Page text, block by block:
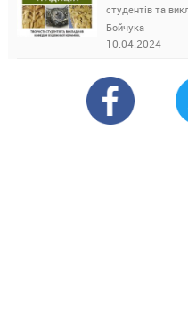
студентів та
Бойчука
10.04.2024